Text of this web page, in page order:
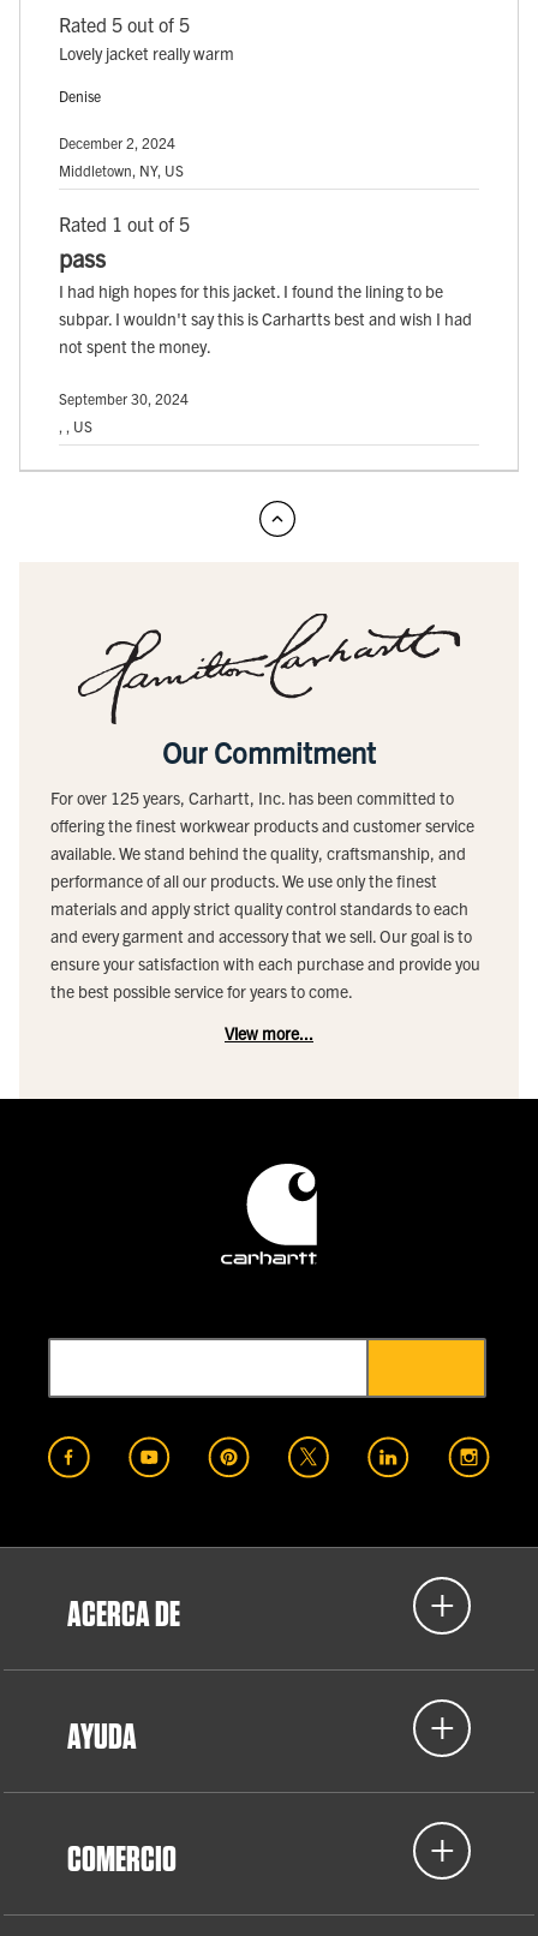
Rated 5 out of 5
Lovely jacket really warm
Denise
December 2, 2024
Middletown, NY, US
Rated 1 out of 5
pass
I had high hopes for this jacket. I found the lining to be
subpar. I wouldn't say this is Carhartts best and wish I had
not spent the money.
September 30, 2024
, , US
Our Commitment
For over 125 years, Carhartt, Inc. has been committed to
offering the finest workwear products and customer service
available. We stand behind the quality, craftsmanship, and
performance of all our products. We use only the finest
materials and apply strict quality control standards to each
and every garment and accessory that we sell. Our goal is to
ensure your satisfaction with each purchase and provide you
the best possible service for years to come.
View more...
ACERCA DE
AYUDA
COMERCIO